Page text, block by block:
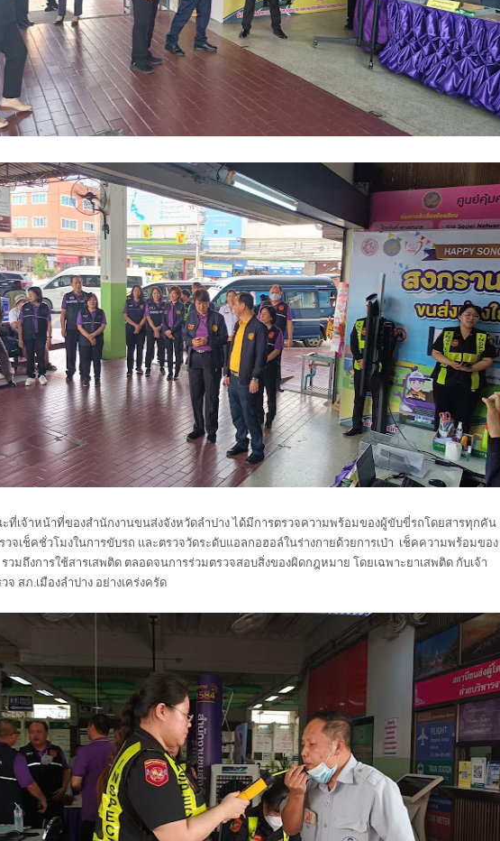
หน้าที่ของสำนักงานขนส่งจังหวัดลำปาง ได้มีการตรวจความพร้อมของผู้ขับขี่รถโดยสารทุกคัน
วจเช็คชั่วโมงในการขับรถ และตรวจวัดระดับแอลกอฮอล์ในร่างกายด้วยการเป่า เช็คความพร้อมของ
วมถึงการใช้สารเสพติด ตลอดจนการร่วมตรวจสอบสิ่งของผิดกฎหมาย โดยเฉพาะยาเสพติด กับเจ้า
จ สภ.เมืองลำปาง อย่างเคร่งครัด